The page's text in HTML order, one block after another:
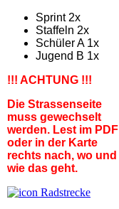
Sprint 2x
Staffeln 2x
Schüler A 1x
Jugend B 1x
!!! ACHTUNG !!!
Die Strassenseite
muss gewechselt
werden. Lest im PDF
oder in der Karte
rechts nach, wo und
wie das geht.
Radstrecke